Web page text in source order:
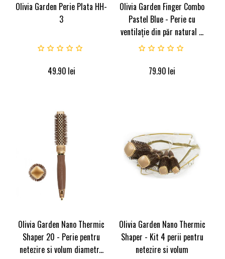
Olivia Garden Perie Plata HH-
3
49.90 lei
Olivia Garden Finger Combo
Pastel Blue - Perie cu
ventilație din păr natural ...
79.90 lei
Olivia Garden Nano Thermic
Shaper 20 - Perie pentru
netezire si volum diametr...
Olivia Garden Nano Thermic
Shaper - Kit 4 perii pentru
netezire si volum